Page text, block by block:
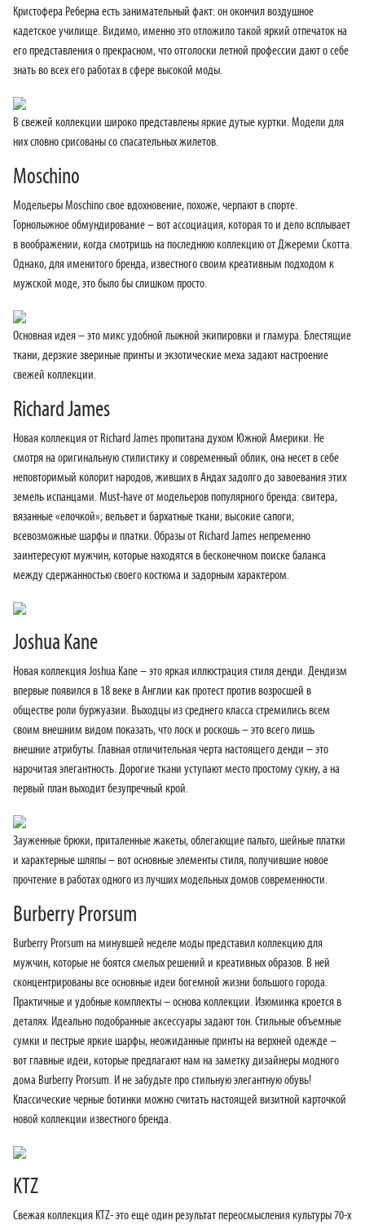
Кристофера Реберна есть занимательный факт: он окончил воздушное
кадетское училище. Видимо, именно это отложило такой яркий отпечаток на
его представления о прекрасном, что отголоски летной профессии дают о себе
знать во всех его работах в сфере высокой моды.
В свежей коллекции широко представлены яркие дутые куртки. Модели для
них словно срисованы со спасательных жилетов.
Moschino
Модельеры Moschino свое вдохновение, похоже, черпают в спорте.
Горнолыжное обмундирование – вот ассоциация, которая то и дело всплывает
в воображении, когда смотришь на последнюю коллекцию от Джереми Скотта.
Однако, для именитого бренда, известного своим креативным подходом к
мужской моде, это было бы слишком просто.
Основная идея – это микс удобной лыжной экипировки и гламура. Блестящие
ткани, дерзкие звериные принты и экзотические меха задают настроение
свежей коллекции.
Richard James
Новая коллекция от Richard James пропитана духом Южной Америки. Не
смотря на оригинальную стилистику и современный облик, она несет в себе
неповторимый колорит народов, живших в Андах задолго до завоевания этих
земель испанцами. Must-have от модельеров популярного бренда: свитера,
вязанные «елочкой»; вельвет и бархатные ткани; высокие сапоги;
всевозможные шарфы и платки. Образы от Richard James непременно
заинтересуют мужчин, которые находятся в бесконечном поиске баланса
между сдержанностью своего костюма и задорным характером.
Joshua Kane
Новая коллекция Joshua Kane – это яркая иллюстрация стиля денди. Дендизм
впервые появился в 18 веке в Англии как протест против возросшей в
обществе роли буржуазии. Выходцы из среднего класса стремились всем
своим внешним видом показать, что лоск и роскошь – это всего лишь
внешние атрибуты. Главная отличительная черта настоящего денди – это
нарочитая элегантность. Дорогие ткани уступают место простому сукну, а на
первый план выходит безупречный крой.
Зауженные брюки, приталенные жакеты, облегающие пальто, шейные платки
и характерные шляпы – вот основные элементы стиля, получившие новое
прочтение в работах одного из лучших модельных домов современности.
Burberry Prorsum
Burberry Prorsum на минувшей неделе моды представил коллекцию для
мужчин, которые не боятся смелых решений и креативных образов. В ней
сконцентрированы все основные идеи богемной жизни большого города.
Практичные и удобные комплекты – основа коллекции. Изюминка кроется в
деталях. Идеально подобранные аксессуары задают тон. Стильные объемные
сумки и пестрые яркие шарфы, неожиданные принты на верхней одежде –
вот главные идеи, которые предлагают нам на заметку дизайнеры модного
дома Burberry Prorsum. И не забудьте про стильную элегантную обувь!
Классические черные ботинки можно считать настоящей визитной карточкой
новой коллекции известного бренда.
KTZ
Свежая коллекция KTZ- это еще один результат переосмысления культуры 70-х